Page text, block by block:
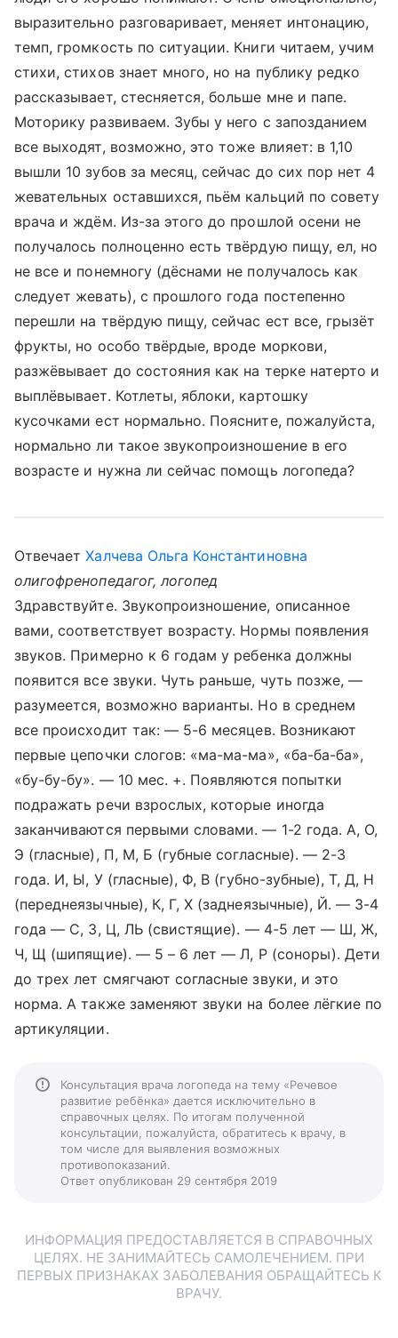
выразительно разговаривает, меняет интонацию,
темп, громкость по ситуации. Книги читаем, учим
стихи, стихов знает много, но на публику редко
рассказывает, стесняется, больше мне и папе.
Моторику развиваем. Зубы у него с запозданием
все выходят, возможно, это тоже влияет: в 1,10
вышли 10 зубов за месяц, сейчас до сих пор нет 4
жевательных оставшихся, пьём кальций по совету
врача и ждём. Из-за этого до прошлой осени не
получалось полноценно есть твёрдую пищу, ел, но
не все и понемногу (дёснами не получалось как
следует жевать), с прошлого года постепенно
перешли на твёрдую пищу, сейчас ест все, грызёт
фрукты, но особо твёрдые, вроде моркови,
разжёвывает до состояния как на терке натерто и
выплёвывает. Котлеты, яблоки, картошку
кусочками ест нормально. Поясните, пожалуйста,
нормально ли такое звукопроизношение в его
возрасте и нужна ли сейчас помощь логопеда?
ОтвечаетХалчева Ольга Константиновна
олигофренопедагог, логопед
Здравствуйте. Звукопроизношение, описанное
вами, соответствует возрасту. Нормы появления
звуков. Примерно к 6 годам у ребенка должны
появится все звуки. Чуть раньше, чуть позже, —
разумеется, возможно варианты. Но в среднем
все происходит так: — 5-6 месяцев. Возникают
первые цепочки слогов: «ма-ма-ма», «ба-ба-ба»,
«бу-бу-бу». — 10 мес. +. Появляются попытки
подражать речи взрослых, которые иногда
заканчиваются первыми словами. — 1-2 года. А, О,
Э (гласные), П, М, Б (губные согласные). — 2-3
года. И, Ы, У (гласные), Ф, В (губно-зубные), Т, Д, Н
(переднеязычные), К, Г, Х (заднеязычные), Й. — 3-4
года — С, З, Ц, ЛЬ (свистящие). — 4-5 лет — Ш, Ж,
Ч, Щ (шипящие). — 5 – 6 лет — Л, Р (соноры). Дети
до трех лет смягчают согласные звуки, и это
норма. А также заменяют звуки на более лёгкие по
артикуляции.
Консультация врача логопеда на тему «Речевое
развитие ребёнка» дается исключительно в
справочных целях. По итогам полученной
консультации, пожалуйста, обратитесь к врачу, в
том числе для выявления возможных
противопоказаний.
Ответ опубликован 29 сентября 2019
ИНФОРМАЦИЯ ПРЕДОСТАВЛЯЕТСЯ В СПРАВОЧНЫХ
ЦЕЛЯХ. НЕ ЗАНИМАЙТЕСЬ САМОЛЕЧЕНИЕМ. ПРИ
ПЕРВЫХ ПРИЗНАКАХ ЗАБОЛЕВАНИЯ ОБРАЩАЙТЕСЬ К
ВРАЧУ.